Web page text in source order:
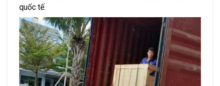
quốc tế.